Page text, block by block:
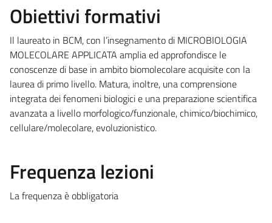
Obiettivi formativi
Il laureato in BCM, con l’insegnamento di MICROBIOLOGIA
MOLECOLARE APPLICATA amplia ed approfondisce le
conoscenze di base in ambito biomolecolare acquisite con la
laurea di primo livello. Matura, inoltre, una comprensione
integrata dei fenomeni biologici e una preparazione scientifica
avanzata a livello morfologico/funzionale, chimico/biochimico,
cellulare/molecolare, evoluzionistico.
Frequenza lezioni
La frequenza è obbligatoria